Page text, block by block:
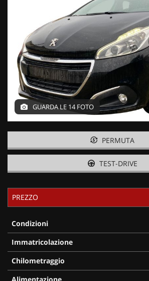
GUARDA LE 14 FOTO
PERMUTA
TEST-DRIVE
PREZZO
Condizioni
Immatricolazione
Chilometraggio